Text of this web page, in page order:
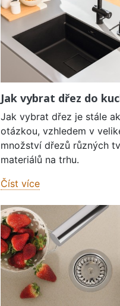
Jak vybrat dřez do
Jak vybrat dřez je stále
otázkou, vzhledem v
množství dřezů různých
materiálů na trhu.
Číst více